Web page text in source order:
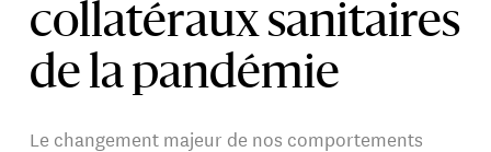
collatéraux sanitaires
de la pandémie
Le changement majeur de nos comportements